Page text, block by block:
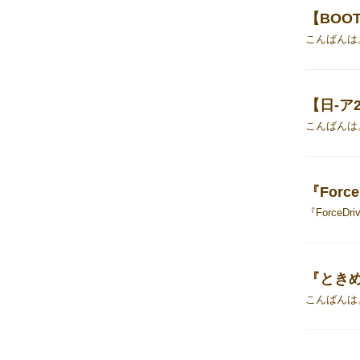
【日-
『とき